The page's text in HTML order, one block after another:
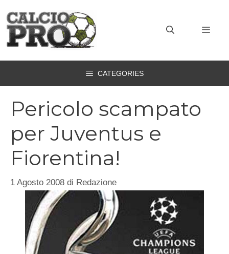
contenuto
CATEGORIES
Pericolo scampato
per Juventus e
Fiorentina!
1 Agosto 2008 di Redazione